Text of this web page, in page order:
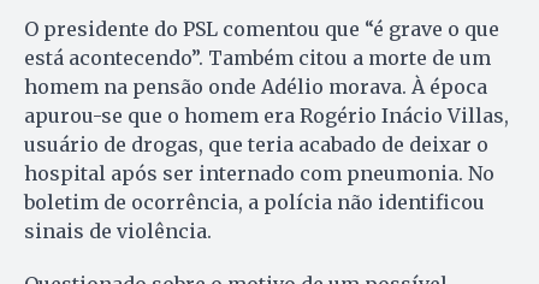
O presidente do PSL comentou que “é grave o que
está acontecendo”. Também citou a morte de um
homem na pensão onde Adélio morava. À época
apurou-se que o homem era Rogério Inácio Villas,
usuário de drogas, que teria acabado de deixar o
hospital após ser internado com pneumonia. No
boletim de ocorrência, a polícia não identificou
sinais de violência.